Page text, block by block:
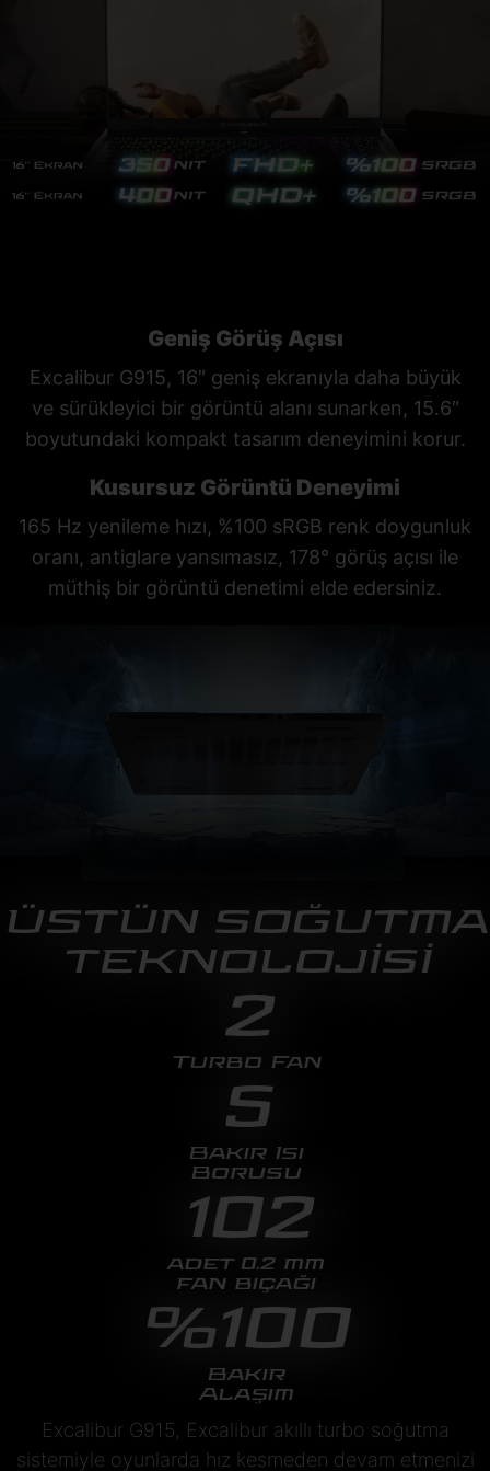
Geniş Görüş Açısı
Excalibur G915, 16″ geniş ekranıyla daha büyük
ve sürükleyici bir görüntü alanı sunarken, 15.6″
boyutundaki kompakt tasarım deneyimini korur.
Kusursuz Görüntü Deneyimi
165 Hz yenileme hızı, %100 sRGB renk doygunluk
oranı, antiglare yansımasız, 178° görüş açısı ile
müthiş bir görüntü denetimi elde edersiniz.
ÜSTÜN SOĞUTMA
TEKNOLOJİSİ
2
Turbo Fan
5
Bakır Isı
Borusu
102
adet 0.2 mm
fan bıçağı
%100
Bakır
Alaşım
Excalibur G915, Excalibur akıllı turbo soğutma
sistemiyle oyunlarda hız kesmeden devam etmenizi